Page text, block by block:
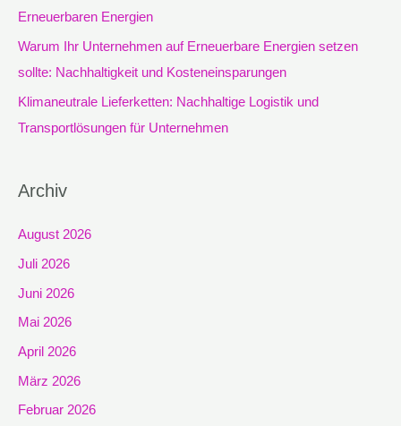
Erneuerbaren Energien
Warum Ihr Unternehmen auf Erneuerbare Energien setzen
sollte: Nachhaltigkeit und Kosteneinsparungen
Klimaneutrale Lieferketten: Nachhaltige Logistik und
Transportlösungen für Unternehmen
Archiv
August 2026
Juli 2026
Juni 2026
Mai 2026
April 2026
März 2026
Februar 2026